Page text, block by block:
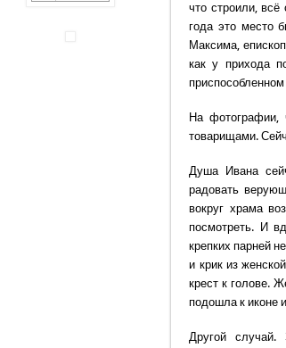
что строили,
года это место
Максима,
как у прихода
На фотографии,
товарищами.
Душа Ивана
радовать
вокруг храма
посмотреть. И
крепких парней
и крик из
крест к голове.
подошла к иконе
Другой случай.